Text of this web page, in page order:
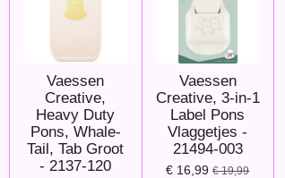
Vaessen
Creative,
Heavy Duty
Pons, Whale-
Tail, Tab Groot
- 2137-120
Vaessen
Creative, 3-in-1
Label Pons
Vlaggetjes -
21494-003
€ 16,99 € 19,99